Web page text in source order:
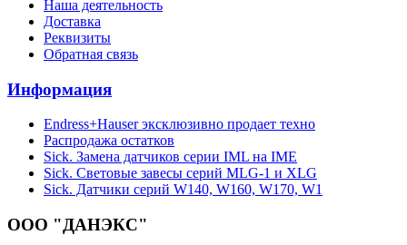
Наша деятельность
Доставка
Реквизиты
Обратная связь
Информация
Endress+Hauser эксклюзивно продает техно
Распродажа остатков
Sick. Замена датчиков серии IML на IME
Sick. Световые завесы серий MLG-1 и XLG
Sick. Датчики серий W140, W160, W170, W1
ООО "ДАНЭКС"